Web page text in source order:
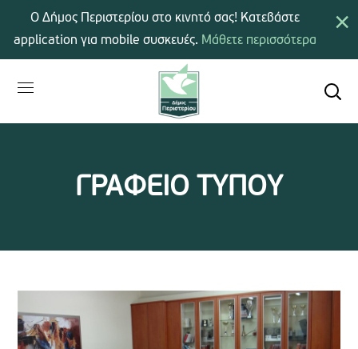
ΓΡΑΦΕΙΟ ΤΥΠΟΥ
×
Ο Δήμος Περιστερίου στο κινητό σας! Κατεβάστε
application για mobile συσκευές. Μάθετε περισσότερα